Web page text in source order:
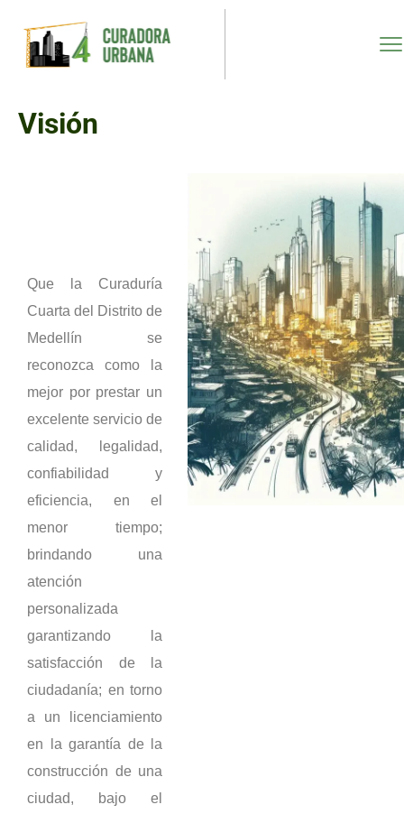
Visión
Que la Curaduría
Cuarta del Distrito de
Medellín se
reconozca como la
mejor por prestar un
excelente servicio de
calidad, legalidad,
confiabilidad y
eficiencia, en el
menor tiempo;
brindando una
atención
personalizada
garantizando la
satisfacción de la
ciudadanía; en torno
a un licenciamiento
en la garantía de la
construcción de una
ciudad, bajo el